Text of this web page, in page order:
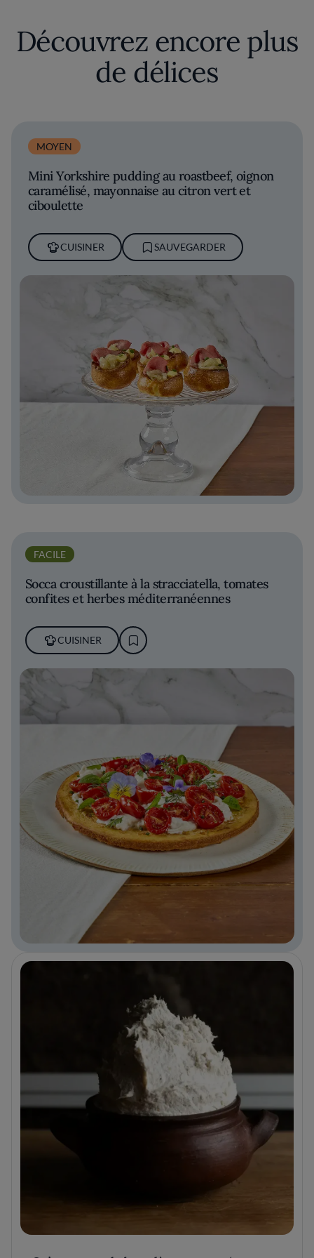
Découvrez encore plus
de délices
MOYEN
Mini Yorkshire pudding au roastbeef, oignon
caramélisé, mayonnaise au citron vert et
ciboulette
CUISINER SAUVEGARDER
FACILE
Socca croustillante à la stracciatella, tomates
confites et herbes méditerranéennes
CUISINER